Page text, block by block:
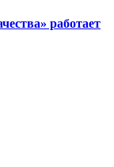
работает